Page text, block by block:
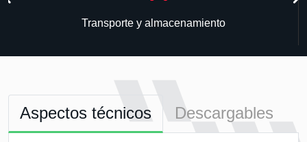
Transporte y almacenamiento
Aspectos técnicos Descargables